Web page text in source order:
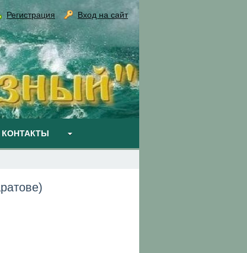
Регистрация Вход на сайт
КОНТАКТЫ